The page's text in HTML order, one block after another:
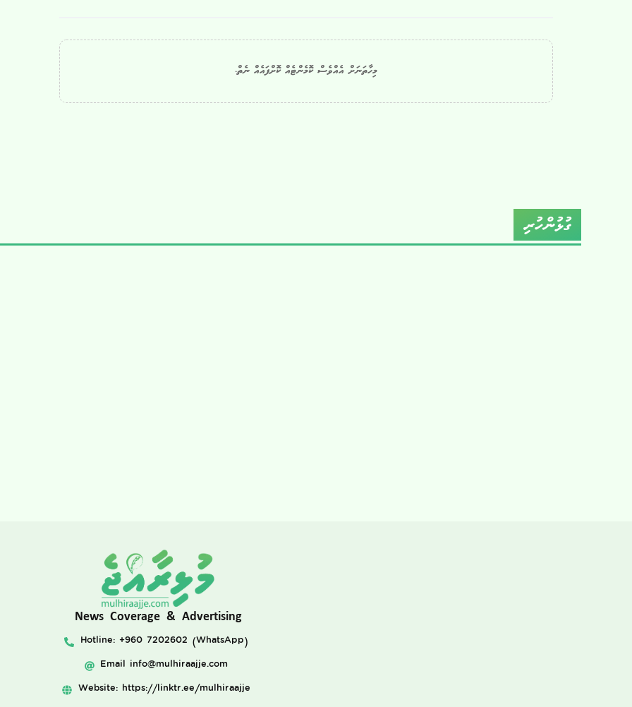
މިހާތަނަށް އެއްވެސް ކޮމެންޓެއް ކޮށްފައެއް ނެތް.
ގުޅުންހުރި
News Coverage & Advertising
Hotline: +960 7202602 (WhatsApp)
Email info@mulhiraajje.com
Website: https://linktr.ee/mulhiraajje